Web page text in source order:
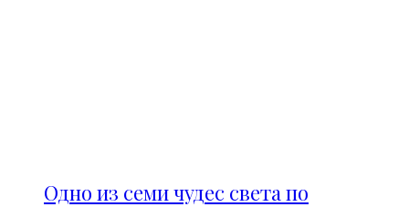
Одно из семи чудес света по